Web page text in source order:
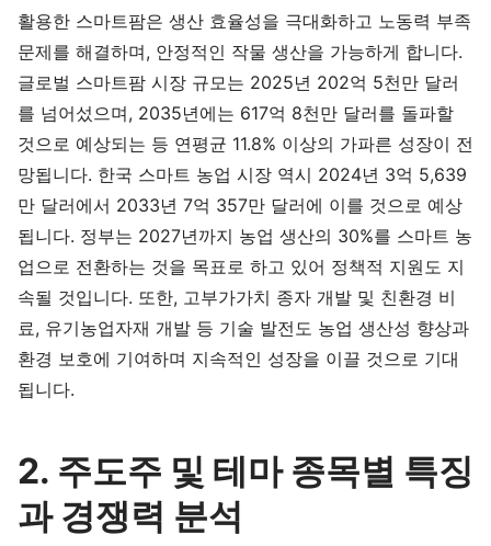
활용한 스마트팜은 생산 효율성을 극대화하고 노동력 부족
문제를 해결하며, 안정적인 작물 생산을 가능하게 합니다.
글로벌 스마트팜 시장 규모는 2025년 202억 5천만 달러
를 넘어섰으며, 2035년에는 617억 8천만 달러를 돌파할
것으로 예상되는 등 연평균 11.8% 이상의 가파른 성장이 전
망됩니다. 한국 스마트 농업 시장 역시 2024년 3억 5,639
만 달러에서 2033년 7억 357만 달러에 이를 것으로 예상
됩니다. 정부는 2027년까지 농업 생산의 30%를 스마트 농
업으로 전환하는 것을 목표로 하고 있어 정책적 지원도 지
속될 것입니다. 또한, 고부가가치 종자 개발 및 친환경 비
료, 유기농업자재 개발 등 기술 발전도 농업 생산성 향상과
환경 보호에 기여하며 지속적인 성장을 이끌 것으로 기대
됩니다.
2. 주도주 및 테마 종목별 특징
과 경쟁력 분석